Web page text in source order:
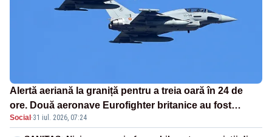
Alertă aeriană la graniță pentru a treia oară în 24 de
ore. Două aeronave Eurofighter britanice au fost
ridicate de la sol
Social ·31 iul. 2026, 07:24